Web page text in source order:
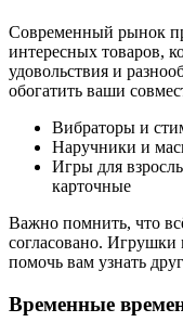
Современный рынок
интересных товаров,
удовольствия и
обогатить ваши
Вибраторы и
Наручники и
Игры для
карточные
Важно помнить, что
согласовано.
помочь вам узнать
Временные